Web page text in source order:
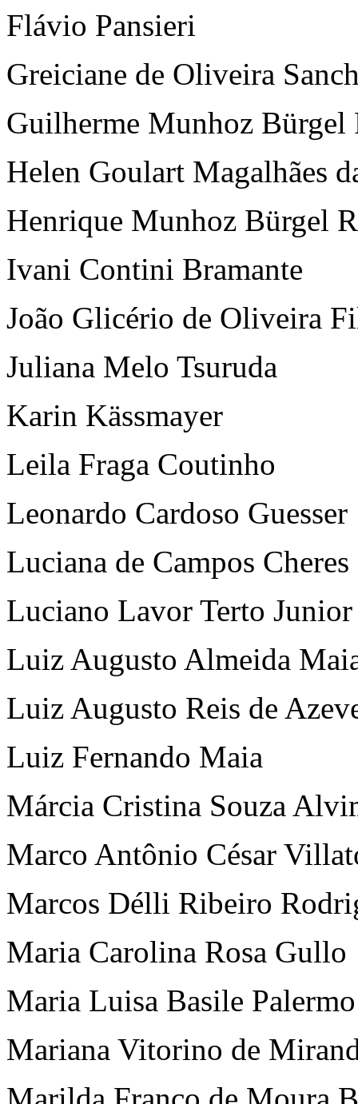
Flávio Pansieri
Greiciane de Oliveira
Guilherme Munhoz Bürgel
Helen Goulart Magalhães
Henrique Munhoz Bürgel
Ivani Contini Bramante
João Glicério de Oliveira
Juliana Melo Tsuruda
Karin Kässmayer
Leila Fraga Coutinho
Leonardo Cardoso Guesser
Luciana de Campos Cheres
Luciano Lavor Terto Junior
Luiz Augusto Almeida
Luiz Augusto Reis de
Luiz Fernando Maia
Márcia Cristina Souza
Marco Antônio César
Marcos Délli Ribeiro
Maria Carolina Rosa Gullo
Maria Luisa Basile Palermo
Mariana Vitorino de